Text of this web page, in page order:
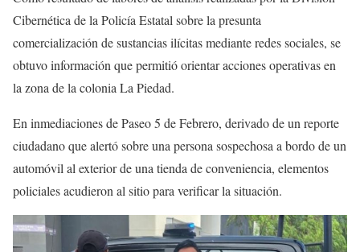
Cibernética de la Policía Estatal sobre la presunta
comercialización de sustancias ilícitas mediante redes sociales, se
obtuvo información que permitió orientar acciones operativas en
la zona de la colonia La Piedad.
En inmediaciones de Paseo 5 de Febrero, derivado de un reporte
ciudadano que alertó sobre una persona sospechosa a bordo de un
automóvil al exterior de una tienda de conveniencia, elementos
policiales acudieron al sitio para verificar la situación.